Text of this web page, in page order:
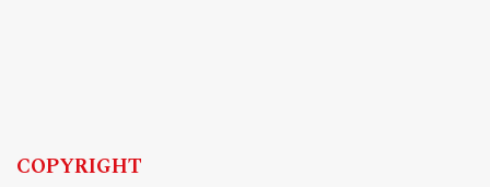
COPYRIGHT